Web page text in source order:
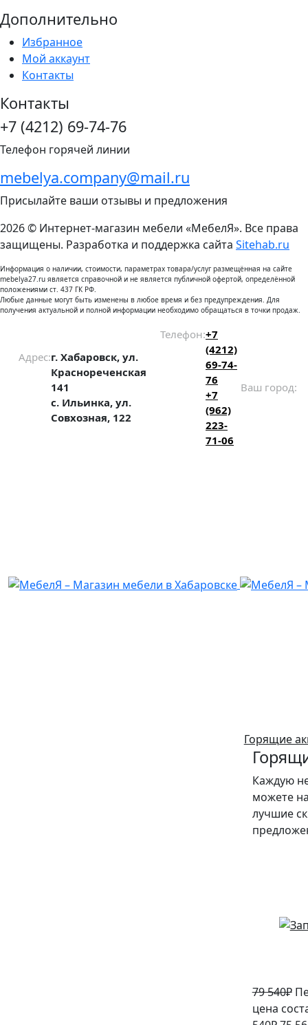
Дополнительно
Избранное
Мой аккаунт
Контакты
Контакты
+7 (4212) 69-74-76
Телефон горячей линии
mebelya.company@mail.ru
Присылайте ваши отзывы и предложения
2026 © Интернет-магазин мебели «МебелЯ». Все права
защищены. Разработка и поддержка сайта Sitehab.ru
Информация о наличии, стоимости, параметрах товара/услуг размещённая на сайте
mebelya27.ru является справочной и не является публичной офертой, определённой
положениями ст. 437 ГК РФ.
Любые данные могут быть изменены в любое время и без предупреждения. Для
получения актуальной и полной информации необходимо обращаться в точки продаж.
Адрес:г. Хабаровск, ул.
Краснореченская
141
с. Ильинка, ул.
Совхозная, 122
Телефон:+7
(4212)
69-74-
76
+7
(962)
223-
71-06
Ваш город:
Горящие
Каждую
можете
лучшие
79 540₽
цена